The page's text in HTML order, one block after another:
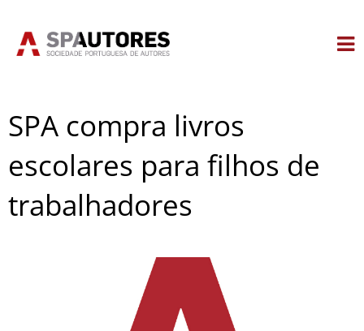
SPA compra livros
escolares para filhos de
trabalhadores